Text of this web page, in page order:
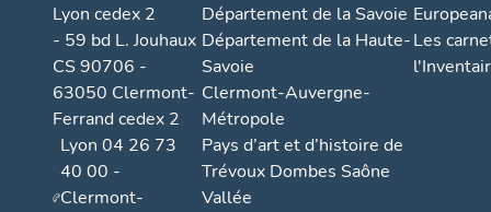
Lyon cedex 2
- 59 bd L. Jouhaux
CS 90706 -
63050 Clermont-
Ferrand cedex 2
Lyon 04 26 73
40 00 -
Clermont-
Département de la Savoie
Département de la Haute-
Savoie
Clermont-Auvergne-
Métropole
Pays d’art et d’histoire de
Trévoux Dombes Saône
Vallée
Les